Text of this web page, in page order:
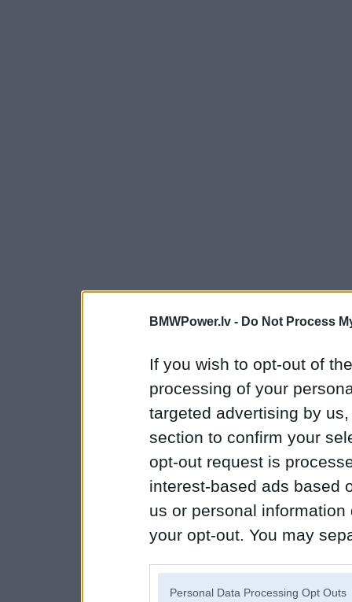
BMWPower.lv - Do Not Process
If you wish to opt-out of
processing of your
targeted advertising by
section to confirm your
opt-out request is
interest-based ads based
us or personal
your opt-out. You may
Personal Data Processing Opt Outs